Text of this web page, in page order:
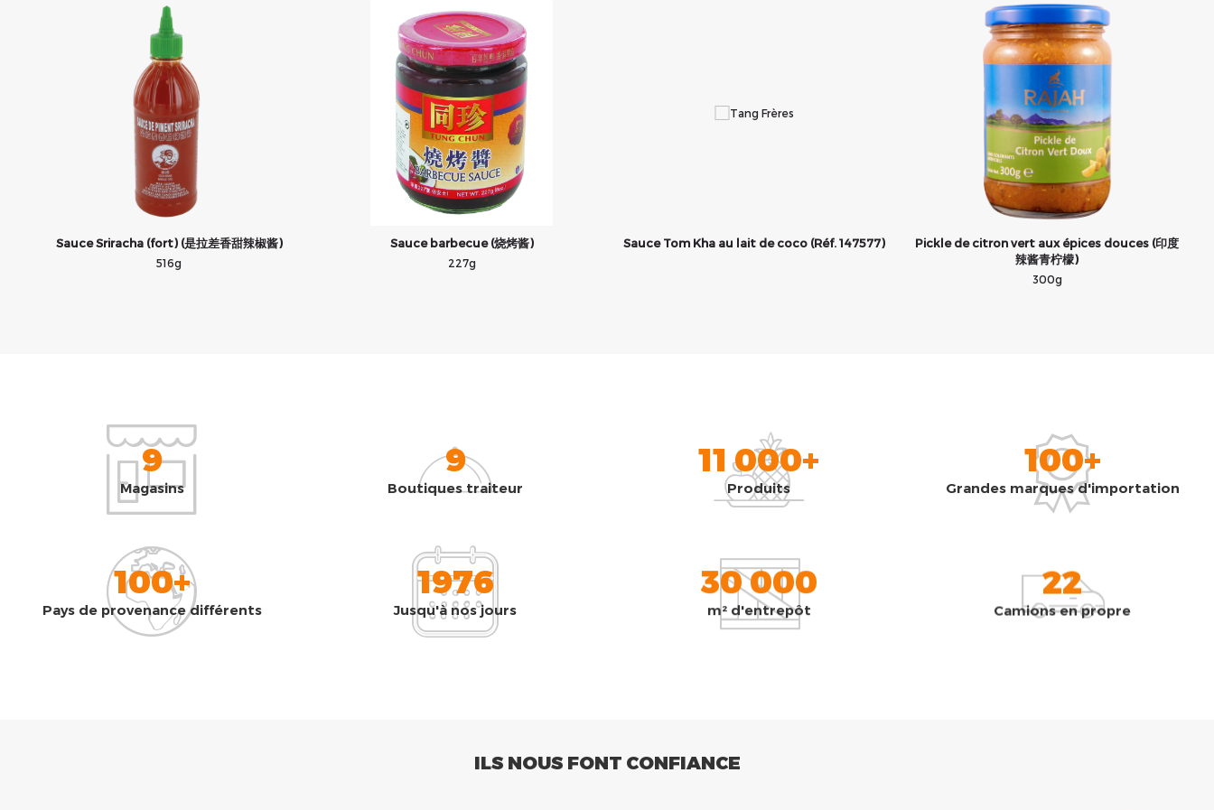
Sauce Sriracha (fort) (是拉差香甜辣椒酱)
516g
Sauce barbecue (烧烤酱)
227g
Sauce Tom Kha au lait de coco (Réf. 147577)
Pickle de citron vert aux épices douces (印度
辣酱青柠檬)
300g
9
Magasins
9
Boutiques traiteur
11 000+
Produits
100+
Grandes marques d'importation
100+
Pays de provenance différents
1976
Jusqu'à nos jours
30 000
m² d'entrepôt
22
Camions en propre
ILS NOUS FONT CONFIANCE